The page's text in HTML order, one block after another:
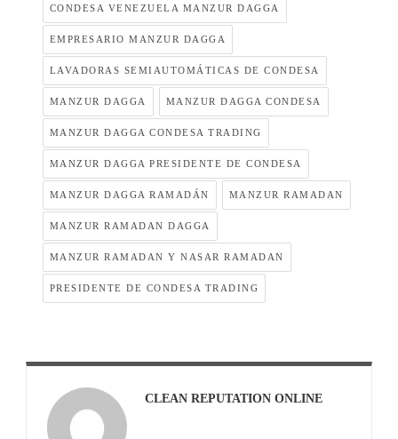
CONDESA VENEZUELA MANZUR DAGGA
EMPRESARIO MANZUR DAGGA
LAVADORAS SEMIAUTOMÁTICAS DE CONDESA
MANZUR DAGGA MANZUR DAGGA CONDESA
MANZUR DAGGA CONDESA TRADING
MANZUR DAGGA PRESIDENTE DE CONDESA
MANZUR DAGGA RAMADÁN MANZUR RAMADAN
MANZUR RAMADAN DAGGA
MANZUR RAMADAN Y NASAR RAMADAN
PRESIDENTE DE CONDESA TRADING
CLEAN REPUTATION ONLINE